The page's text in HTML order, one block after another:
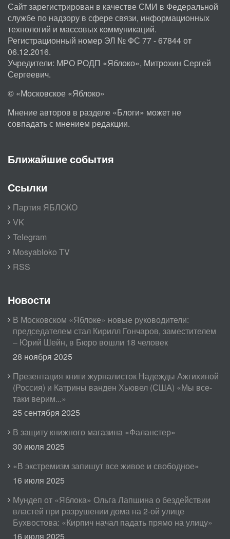
Сайт зарегистрирован в качестве СМИ в Федеральной
службе по надзору в сфере связи, информационных
технологий и массовых коммуникаций.
Регистрационный номер ЭЛ № ФС 77 - 67844 от
06.12.2016.
Учредители: МРО РОДП «Яблоко», Митрохин Сергей
Сергеевич.
© «Московское «Яблоко»
Мнение авторов в разделе «Блоги» может не
совпадать с мнением редакции.
Ближайшие события
Ссылки
Партия ЯБЛОКО
VK
Telegram
Mosyabloko TV
RSS
Новости
В Московском «Яблоке» новые руководители:
председателем стал Кирилл Гончаров, заместителем
– Юрий Шейн, в Бюро вошли 18 человек
28 ноября 2025
Презентация книги журналисток Надежды Ажгихиной
(Россия) и Катрины ванден Хьювел (США) «Мы все-
таки верим...»
25 сентября 2025
В защиту книжного магазина «Фаланстер»
30 июля 2025
«В экстремизм запишут все живое и свободное»
16 июля 2025
Мундеп от «Яблока» Ольга Лапшина о бездействии
властей при разрушении дома на 2-ой улице
Бухвостова: «Кирпич начал падать прямо на улицу»
16 июля 2025